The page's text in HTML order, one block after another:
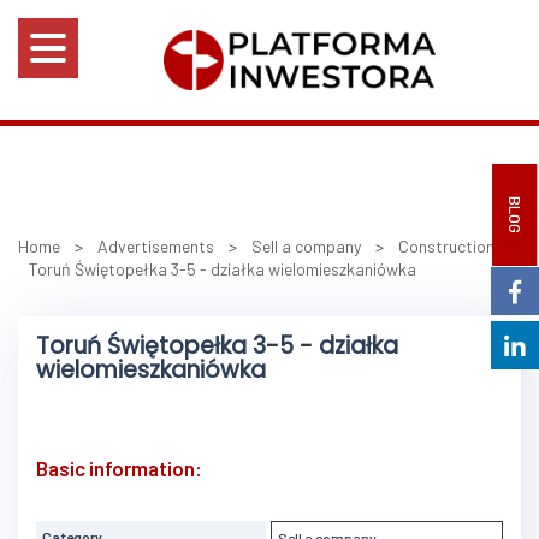
BLOG
Home > Advertisements > Sell a company > Construction
Toruń Świętopełka 3-5 - działka wielomieszkaniówka
Toruń Świętopełka 3-5 - działka
wielomieszkaniówka
Basic information: